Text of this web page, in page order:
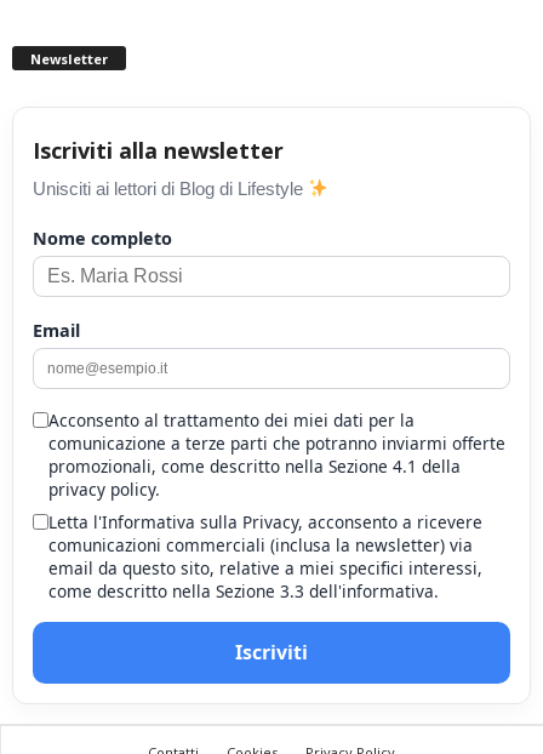
Newsletter
Iscriviti alla newsletter
Unisciti ai lettori di Blog di Lifestyle
Nome completo
Email
Acconsento al trattamento dei miei dati per la
comunicazione a terze parti che potranno inviarmi offerte
promozionali, come descritto nella Sezione 4.1 della
privacy policy.
Letta l'Informativa sulla Privacy, acconsento a ricevere
comunicazioni commerciali (inclusa la newsletter) via
email da questo sito, relative a miei specifici interessi,
come descritto nella Sezione 3.3 dell'informativa.
Iscriviti